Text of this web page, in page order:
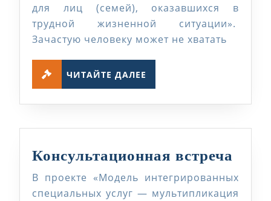
для лиц (семей), оказавшихся в
трудной жизненной ситуации».
Зачастую человеку может не хватать
ЧИТАЙТЕ ДАЛЕЕ
Консультационная встреча
В проекте «Модель интегрированных
специальных услуг — мультипликация